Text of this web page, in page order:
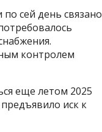
сей день связано
контролем
еще летом 2025
иск к